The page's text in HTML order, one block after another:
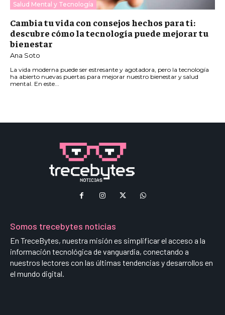
Salud Mental y Tecnología
Cambia tu vida con consejos hechos para ti:
descubre cómo la tecnología puede mejorar tu
bienestar
Ana Soto
La vida moderna puede ser estresante y agotadora, pero la tecnología
ha abierto nuevas puertas para mejorar nuestro bienestar y salud
mental. En este...
Somos trecebytes noticias
En TreceBytes, nuestra misión es simplificar el acceso a la
información tecnológica de vanguardia, conectando a
nuestros lectores con las últimas tendencias y desarrollos en
el mundo digital.